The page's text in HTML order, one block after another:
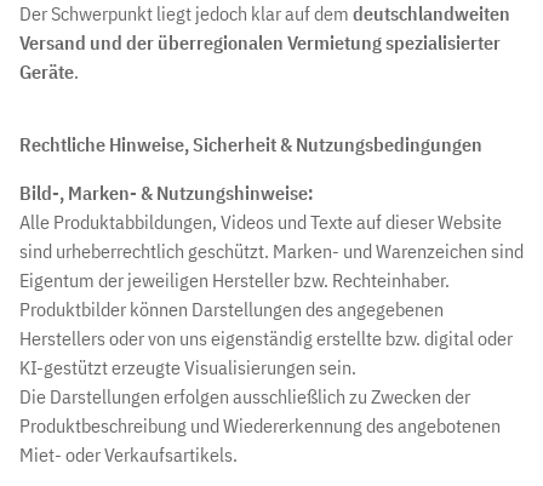
Der Schwerpunkt liegt jedoch klar auf dem deutschlandweiten
Versand und der überregionalen Vermietung spezialisierter
Geräte.
Rechtliche Hinweise, Sicherheit & Nutzungsbedingungen
Bild-, Marken- & Nutzungshinweise:
Alle Produktabbildungen, Videos und Texte auf dieser Website
sind urheberrechtlich geschützt. Marken- und Warenzeichen sind
Eigentum der jeweiligen Hersteller bzw. Rechteinhaber.
Produktbilder können Darstellungen des angegebenen
Herstellers oder von uns eigenständig erstellte bzw. digital oder
KI-gestützt erzeugte Visualisierungen sein.
Die Darstellungen erfolgen ausschließlich zu Zwecken der
Produktbeschreibung und Wiedererkennung des angebotenen
Miet- oder Verkaufsartikels.